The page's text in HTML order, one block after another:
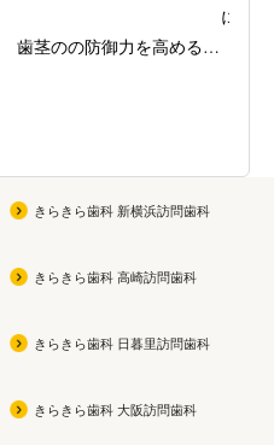
歯茎のの防御力を高める
無研磨ジェルの歯磨き
よかったら買ってみてくださ
私も今使用中です！！
に取
を支
きらきら歯科 新横浜訪問歯科
きらきら歯科 高崎訪問歯科
きらきら歯科 日暮里訪問歯科
きらきら歯科 大阪訪問歯科